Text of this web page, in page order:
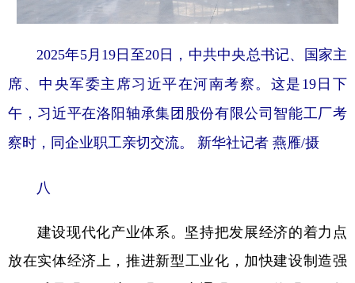
2025年5月19日至20日，中共中央总书记、国家主
席、中央军委主席习近平在河南考察。这是19日下
午，习近平在洛阳轴承集团股份有限公司智能工厂考
察时，同企业职工亲切交流。 新华社记者 燕雁/摄
八
建设现代化产业体系。坚持把发展经济的着力点
放在实体经济上，推进新型工业化，加快建设制造强